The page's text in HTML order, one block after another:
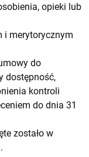
opieki lub
i merytorycznym
do
dostępność,
kontroli
do dnia 31
zostało w